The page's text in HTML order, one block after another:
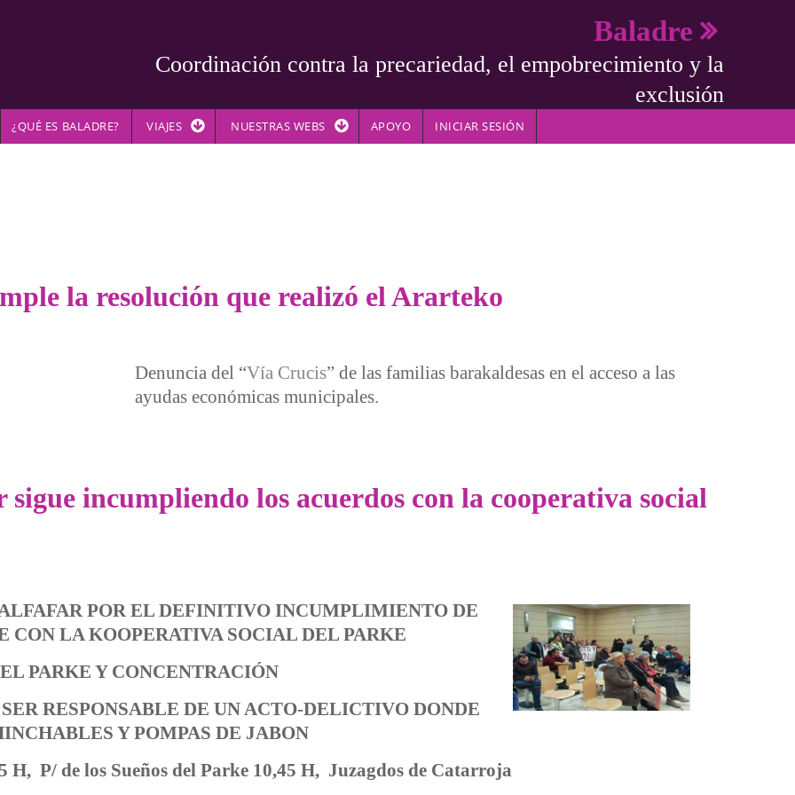
Baladre
Coordinación contra la precariedad, el empobrecimiento y la
exclusión
¿QUÉ ES BALADRE? VIAJES NUESTRAS WEBS APOYO INICIAR SESIÓN
la resolución que realizó el Ararteko
Denuncia del “Vía Crucis” de las familias barakaldesas en el acceso a las
ayudas económicas municipales.
incumpliendo los acuerdos con la cooperativa social
POR EL DEFINITIVO INCUMPLIMIENTO DE
CON LA KOOPERATIVA SOCIAL DEL PARKE
PARKE Y CONCENTRACIÓN
RESPONSABLE DE UN ACTO-DELICTIVO DONDE
Y POMPAS DE JABON
P/ de los Sueños del Parke 10,45 H, Juzagdos de Catarroja